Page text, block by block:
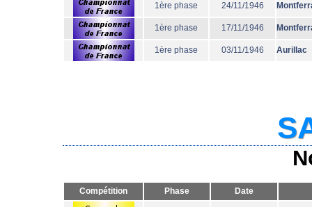
1ère phase 24/11/1946
1ère phase 17/11/1946
1ère phase 03/11/1946 Aurillac
Compétition Phase Date